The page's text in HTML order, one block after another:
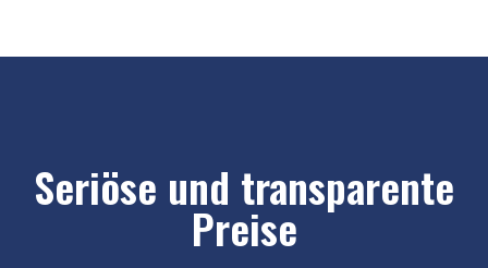
Seriöse und transparente
Preise